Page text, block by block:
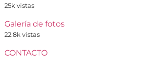
25k vistas
Galería de fotos
22.8k vistas
CONTACTO